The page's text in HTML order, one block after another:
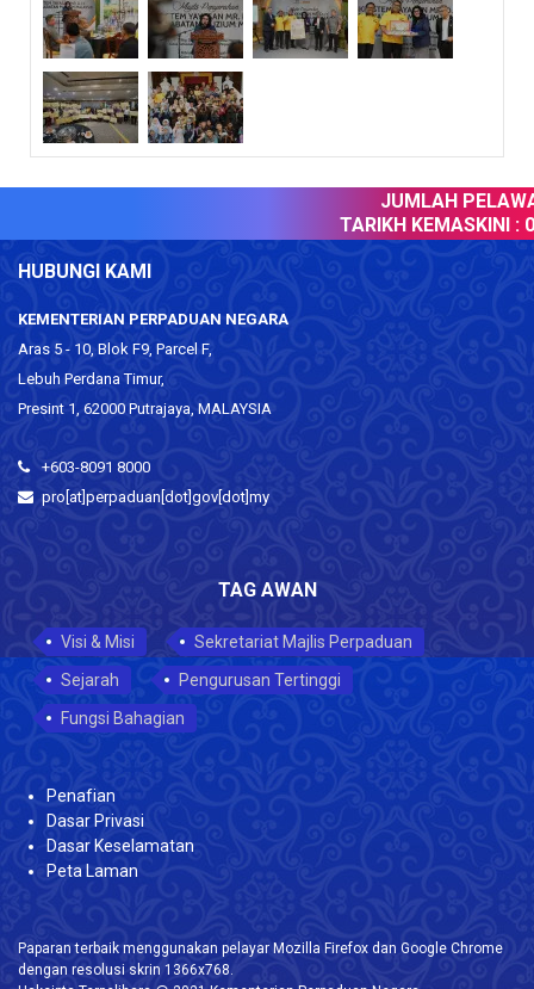
JUMLAH
TARIKH KEMASKINI :
HUBUNGI KAMI
KEMENTERIAN PERPADUAN NEGARA
Aras 5 - 10, Blok F9, Parcel F,
Lebuh Perdana Timur,
Presint 1, 62000 Putrajaya, MALAYSIA
+603-8091 8000
pro[at]perpaduan[dot]gov[dot]my
TAG AWAN
Visi & Misi
Sekretariat Majlis Perpaduan
Sejarah
Pengurusan Tertinggi
Fungsi Bahagian
Penafian
Dasar Privasi
Dasar Keselamatan
Peta Laman
Paparan terbaik menggunakan pelayar Mozilla Firefox dan Google Chrome
dengan resolusi skrin 1366x768.